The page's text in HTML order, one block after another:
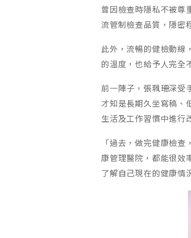
曾因檢查時隱私不被尊
流管制檢查品質，隱密
此外，流暢的健檢動線
的溫度，也給予人完全
前一陣子，張珮珊深受
才知是長期久坐寫稿、
生活及工作習慣中進行
「過去，做完健康檢
康管理醫院，都能很效
了解自己現在的健康情